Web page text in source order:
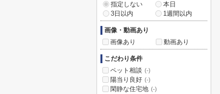
指定しない
本日
3日以内
1週間以内
画像・動画あり
画像あり
動画あり
こだわり条件
ペット相談 (-)
陽当り良好 (-)
閑静な住宅地 (-)